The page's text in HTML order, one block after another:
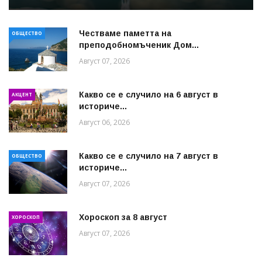
ОБЩЕСТВО
Честваме паметта на
преподобномъченик Дом...
Август 07, 2026
АКЦЕНТ
Какво се е случило на 6 август в
историче...
Август 06, 2026
ОБЩЕСТВО
Какво се е случило на 7 август в
историче...
Август 07, 2026
ХОРОСКОП Хороскоп за 8 август
Август 07, 2026